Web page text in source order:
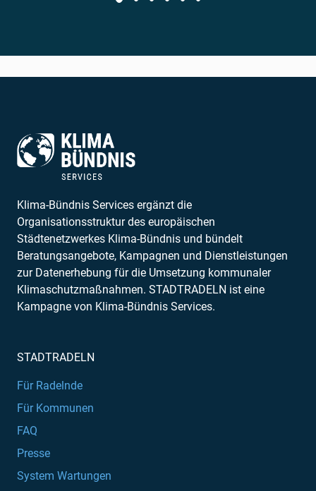
Klima-Bündnis Services ergänzt die
Organisationsstruktur des europäischen
Städtenetzwerkes Klima-Bündnis und bündelt
Beratungsangebote, Kampagnen und Dienstleistungen
zur Datenerhebung für die Umsetzung kommunaler
Klimaschutzmaßnahmen. STADTRADELN ist eine
Kampagne von Klima-Bündnis Services.
STADTRADELN
Für Radelnde
Für Kommunen
FAQ
Presse
System Wartungen